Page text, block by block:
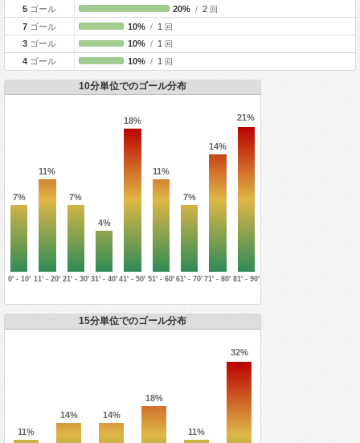
5 ゴール 20% / 2 回
7 ゴール 10% /1 回
3 ゴール 10% /1 回
4 ゴール 10% /1 回
10分単位でのゴール分布
7%
11%
7%
4%
18%
11%
7%
14%
21%
0' - 10' 11' - 20' 21' - 30' 31' - 40' 41' - 50' 51' - 60' 61' - 70' 71' - 80' 81' - 90'
15分単位でのゴール分布
11%
14% 14%
18%
11%
32%